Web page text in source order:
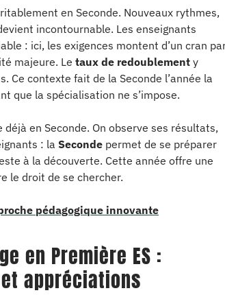
en Seconde. Nouveaux rythmes,
incontournable. Les enseignants
: ici, les exigences montent d’un cran
majeure. Le taux de redoublement y
Ce contexte fait de la Seconde l’année la
que la spécialisation ne s’impose.
en Seconde. On observe ses résultats,
: la Seconde permet de se préparer
à la découverte. Cette année offre une
le droit de se chercher.
pédagogique innovante
en Première ES :
appréciations